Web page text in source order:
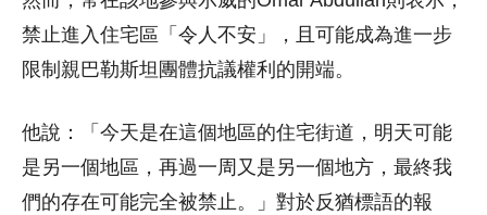
禁止進入住宅區「令人不安」，且可能成為進一步
限制親巴勒斯坦團體抗議權利的開端。
他說：「今天是在這個地區的住宅街道，明天可能
是另一個地區，再過一周又是另一個地方，最終我
們的存在可能完全被禁止。」對於反猶標語的報